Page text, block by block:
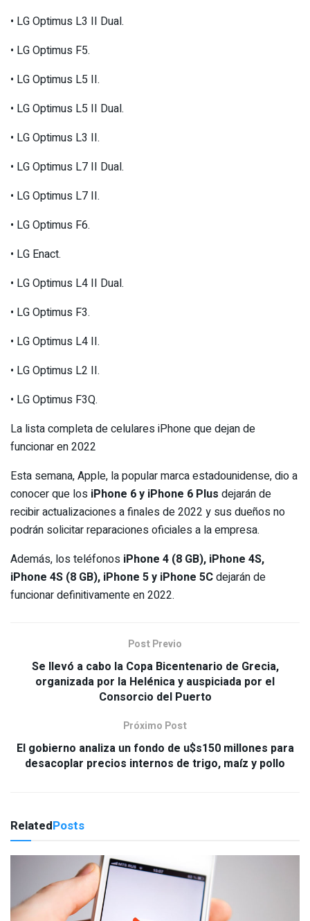
• LG Optimus L3 II Dual.
• LG Optimus F5.
• LG Optimus L5 II.
• LG Optimus L5 II Dual.
• LG Optimus L3 II.
• LG Optimus L7 II Dual.
• LG Optimus L7 II.
• LG Optimus F6.
• LG Enact.
• LG Optimus L4 II Dual.
• LG Optimus F3.
• LG Optimus L4 II.
• LG Optimus L2 II.
• LG Optimus F3Q.
La lista completa de celulares iPhone que dejan de
funcionar en 2022
Esta semana, Apple, la popular marca estadounidense, dio a
conocer que los iPhone 6 y iPhone 6 Plus dejarán de
recibir actualizaciones a finales de 2022 y sus dueños no
podrán solicitar reparaciones oficiales a la empresa.
Además, los teléfonos iPhone 4 (8 GB), iPhone 4S,
iPhone 4S (8 GB), iPhone 5 y iPhone 5Cdejarán de
funcionar definitivamente en 2022.
Post Previo
Se llevó a cabo la Copa Bicentenario de Grecia,
organizada por la Helénica y auspiciada por el
Consorcio del Puerto
Próximo Post
El gobierno analiza un fondo de u$s150 millones para
desacoplar precios internos de trigo, maíz y pollo
RelatedPosts